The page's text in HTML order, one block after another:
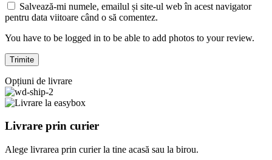
Salvează-mi numele, emailul și site-ul web în acest navigator
pentru data viitoare când o să comentez.
You have to be logged in to be able to add photos to your review.
Opțiuni de livrare
Livrare prin curier
Alege livrarea prin curierla tine acasă sau la birou.